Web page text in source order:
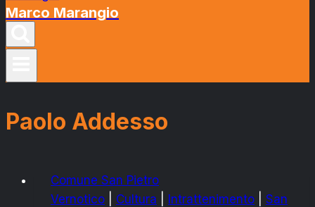
Marco Marangio
Paolo Addesso
Comune San Pietro
Vernotico
Cultura Intrattenimento
San